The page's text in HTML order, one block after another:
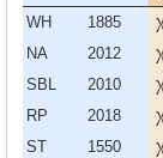
WH 1885
NA 2012
SBL 2010
RP 2018
ST 1550